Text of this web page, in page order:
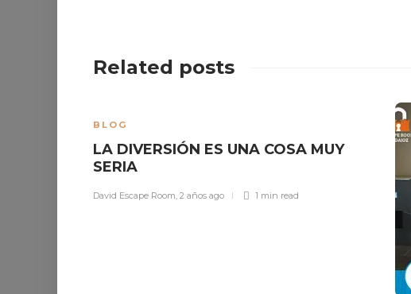
Related posts
BLOG
LA DIVERSIÓN ES UNA COSA MUY
SERIA
David Escape Room, 2 años ago 1 min read